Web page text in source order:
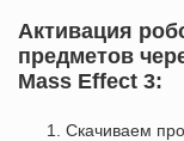
Активация
предметов
Mass Effect 3:
Скачиваем